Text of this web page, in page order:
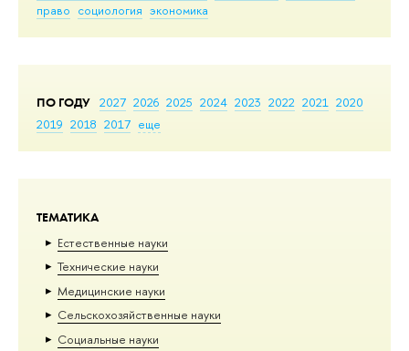
право социология экономика
ПО ГОДУ 2027 2026 2025 2024 2023 2022 2021 2020
2019 2018 2017 еще
ТЕМАТИКА
Естественные науки
Тех­ничес­кие науки
Медицинские науки
Сельскохозяйственные науки
Социальные науки